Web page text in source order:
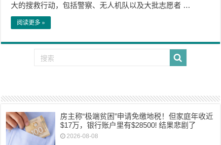
大的搜救行动，包括警察、无人机队以及大批志愿者 …
阅读更多 »
房主称“极端贫困”申请免缴地税！但家庭年收近
$17万，银行账户里有$28500! 结果悲剧了
2026-08-08